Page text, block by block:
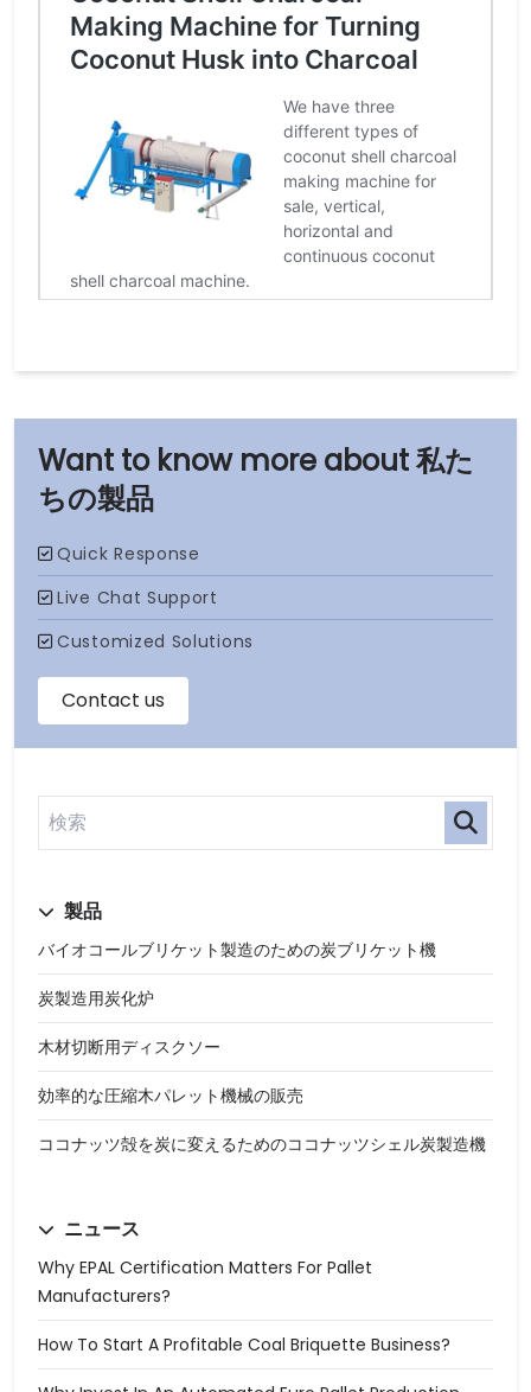
私た
ちの製品
製品
バイオコールブリケット製造のための炭ブリケット機
炭製造用炭化炉
木材切断用ディスクソー
効率的な圧縮木パレット機械の販売
ココナッツ殻を炭に変えるためのココナッツシェル炭製造機
ニュース
Why EPAL Certification Matters For Pallet
Manufacturers?
How To Start A Profitable Coal Briquette Business?